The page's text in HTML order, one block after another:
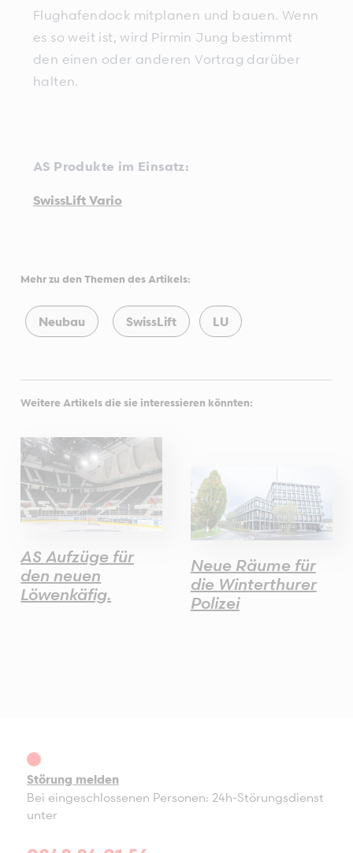
Flughafendock mitplanen und bauen. Wenn
es so weit ist, wird Pirmin Jung bestimmt
den einen oder anderen Vortrag darüber
halten.
AS Produkte im Einsatz:
SwissLift Vario
Mehr zu den Themen des Artikels:
Neubau SwissLift LU
Weitere Artikels die sie interessieren könnten:
AS Aufzüge für
den neuen
Löwenkäfig.
Neue Räume für
die Winterthurer
Polizei
Störung melden
Bei eingeschlossenen Personen: 24h-Störungsdienst
unter